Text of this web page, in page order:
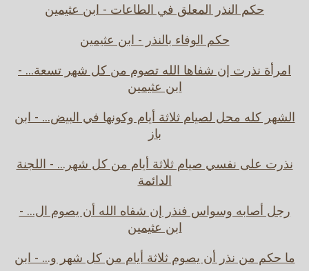
حكم النذر المعلق في الطاعات - ابن عثيمين
حكم الوفاء بالنذر - ابن عثيمين
امرأة نذرت إن شفاها الله تصوم من كل شهر تسعة... -
ابن عثيمين
الشهر كله محل لصيام ثلاثة أيام وكونها في البيض... - ابن
باز
نذرت على نفسي صيام ثلاثة أيام من كل شهر... - اللجنة
الدائمة
رجل أصابه وسواس فنذر إن شفاه الله أن يصوم ال... -
ابن عثيمين
ما حكم من نذر أن يصوم ثلاثة أيام من كل شهر و... - ابن